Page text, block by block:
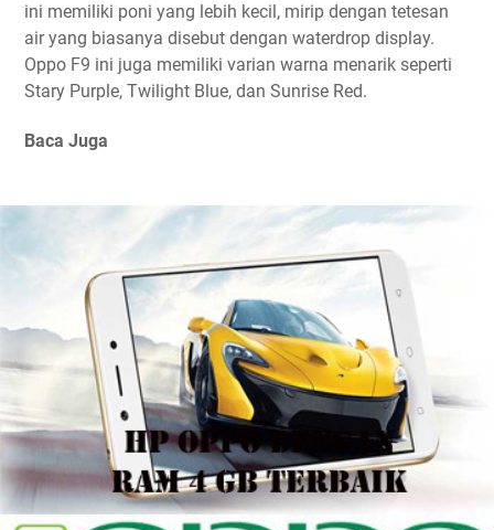
ini memiliki poni yang lebih kecil, mirip dengan tetesan
air yang biasanya disebut dengan waterdrop display.
Oppo F9 ini juga memiliki varian warna menarik seperti
Stary Purple, Twilight Blue, dan Sunrise Red.
Baca Juga